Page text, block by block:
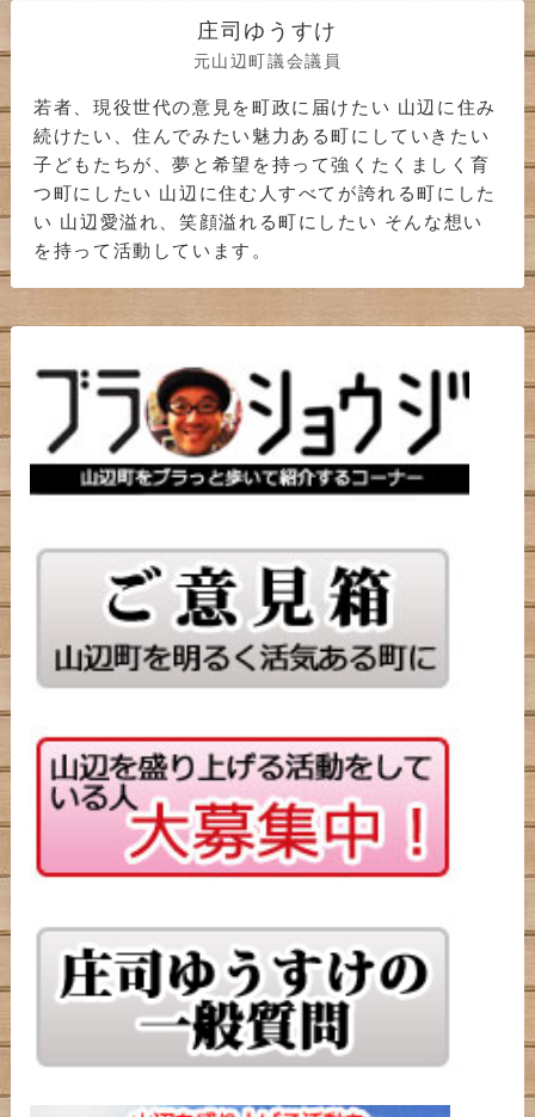
庄司ゆうすけ
元山辺町議会議員
若者、現役世代の意見を町政に届けたい 山辺に住み
続けたい、住んでみたい魅力ある町にしていきたい
子どもたちが、夢と希望を持って強くたくましく育
つ町にしたい 山辺に住む人すべてが誇れる町にした
い 山辺愛溢れ、笑顔溢れる町にしたい そんな想い
を持って活動しています。